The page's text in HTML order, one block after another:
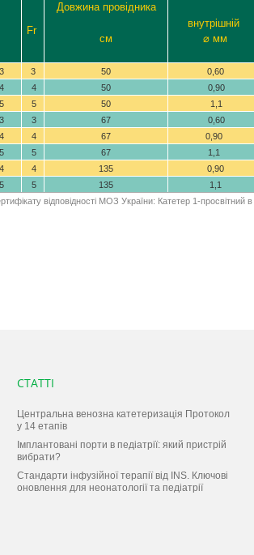
Fr
Довжина провідника
см
внутрішній
⌀ мм
3 50 0,60
4 50 0,90
5 50 1,1
3 67 0,60
4 67 0,90
5 67 1,1
4 135 0,90
5 135 1,1
відповідності МОЗ України: Катетер 1-
СТАТТІ
Центральна венозна катетеризація Протокол
у 14 етапів
Імплантовані порти в педіатрії: який пристрій
вибрати?
Стандарти інфузійної терапії від INS. Ключові
оновлення для неонатології та педіатрії